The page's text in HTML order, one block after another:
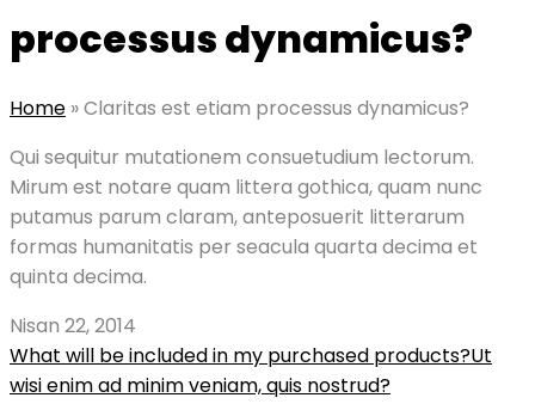
processus dynamicus?
Home »Claritas est etiam processus dynamicus?
Qui sequitur mutationem consuetudium lectorum.
Mirum est notare quam littera gothica, quam nunc
putamus parum claram, anteposuerit litterarum
formas humanitatis per seacula quarta decima et
quinta decima.
Nisan 22, 2014
Post
navigation
What will be included in my purchased products?Ut
wisi enim ad minim veniam, quis nostrud?